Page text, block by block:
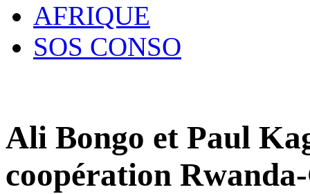
AFRIQUE
SOS CONSO
Ali Bongo et Paul
coopération